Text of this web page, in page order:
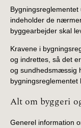
BR18 (1/7-
2020)
BR18 (10/3-
2020)
BR18 (1/1-9/
2019)
indeholder de
byggearbejder skal
Kravene i
og indrettes, så det
og sundhedsmæssig
bygningsreglementet
Alt om byggeri
Generel information